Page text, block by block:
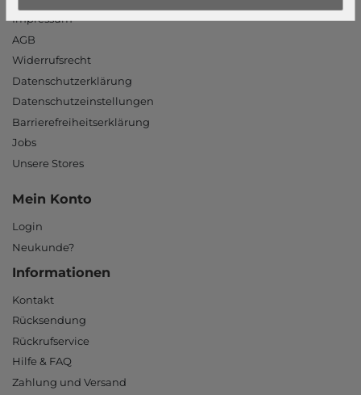
Impressum
AGB
Widerrufsrecht
Datenschutzerklärung
Datenschutzeinstellungen
Barrierefreiheitserklärung
Jobs
Unsere Stores
Mein Konto
Login
Neukunde?
Informationen
Kontakt
Rücksendung
Rückrufservice
Hilfe & FAQ
Zahlung und Versand